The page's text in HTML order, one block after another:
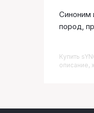
Синоним
пород,
Купить
описание,